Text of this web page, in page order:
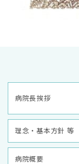
病院長挨拶
理念・基本方針 等
病院概要